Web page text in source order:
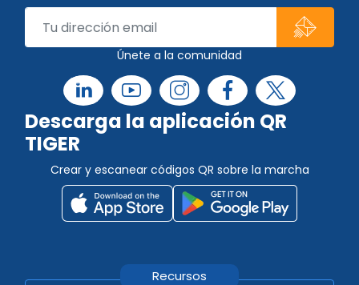
Únete a la comunidad
Descarga la aplicación QR
TIGER
Crear y escanear códigos QR sobre la marcha
Recursos